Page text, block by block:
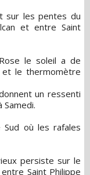
sur les pentes du
et entre Saint
le soleil a de
et le thermomètre
un ressenti
où les rafales
persiste sur le
Saint Philippe